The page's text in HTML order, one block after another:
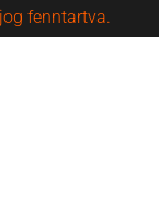
fenntartva.